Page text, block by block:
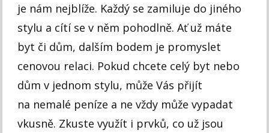
je nám nejblíže. Každý se zamiluje do jiného
stylu a cítí se v něm pohodlně. Ať už máte
byt či dům, dalším bodem je promyslet
cenovou relaci. Pokud chcete celý byt nebo
dům v jednom stylu, může Vás přijít
na nemalé peníze a ne vždy může vypadat
vkusně. Zkuste využít i prvků, co už jsou